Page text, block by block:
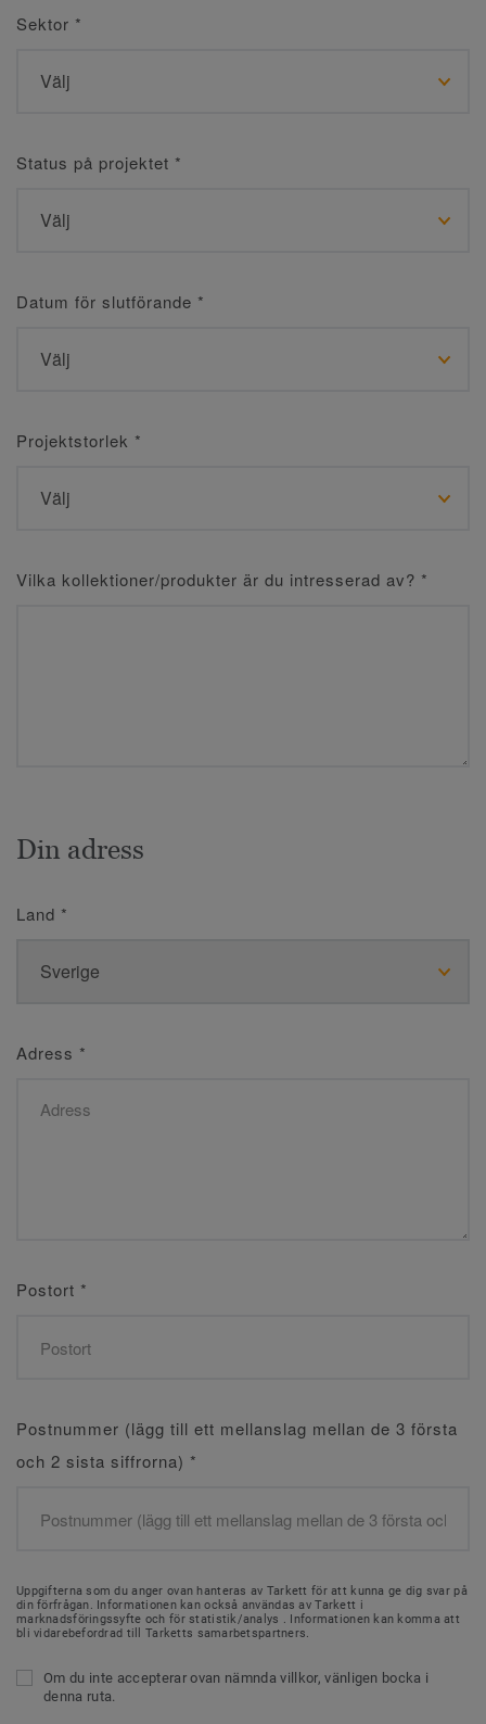
Sektor *
Status på projektet *
Datum för slutförande *
Projektstorlek *
Vilka kollektioner/produkter är du intresserad av? *
Din adress
Land *
Adress *
Postort *
Postnummer (lägg till ett mellanslag mellan de 3 första
och 2 sista siffrorna) *
Uppgifterna som du anger ovan hanteras av Tarkett för att kunna ge dig svar på
din förfrågan. Informationen kan också användas av Tarkett i
marknadsföringssyfte och för statistik/analys . Informationen kan komma att
bli vidarebefordrad till Tarketts samarbetspartners.
Om du inte accepterar ovan nämnda villkor, vänligen bocka i
denna ruta.